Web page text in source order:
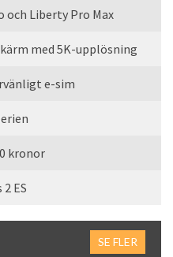
och Liberty Pro Max
med 5K-upplösning
e-sim
kronor
ES
SE FLER